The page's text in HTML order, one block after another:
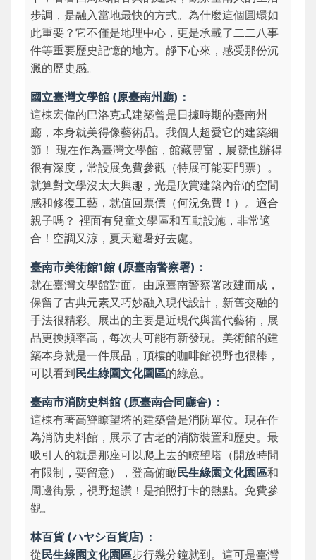
步調，是融入當地最快的方式。 為什麼這個圓環如
此重要？ 它不僅是地理中心，更是承載了二二八事
件等重要歷史記憶的地方。靜下心來，感受那份沉
澱的歷史感。
國立臺灣文學館 (原臺南州廳)：
這棟宏偉的巴洛克式建築曾是日據時期的臺南州
廳，本身就美得像藝術品。 我個人超愛它的建築細
節！ 現在作為臺灣文學館，館藏豐富，展覽也辦得
很有深度，常設展免費參觀（特展可能要門票）。
就算對文學沒太大興趣，光是欣賞建築內部的空間
感和修復工藝，就值回票價（何況免費！）。 適合
親子嗎？ 裡面有兒童文學區和互動設施，非常適
合！空調又涼，夏天避暑好去處。
臺南市美術館1館 (原臺南警察署)：
就在臺灣文學館對面。由原臺南警察署改建而成，
保留了古典元素又巧妙融入現代設計，新舊交融的
手法很精彩。展出的主要是近現代與當代藝術，展
品更換頻率高，每次去可能有新發現。美術館的建
築本身就是一件展品，頂樓的咖啡館視野也很棒，
可以看到 民生綠園文化園區的綠意。
臺南市消防史料館 (原臺南合同廳舍)：
這棟有著高聳瞭望塔的建築曾是消防單位。現在作
為消防史料館，展示了古老的消防裝置和歷史。最
吸引人的就是那座可以爬上去的暸望塔（開放時間
有限制，要留意），登高俯瞰民生綠園文化園區和
周邊街景，視野超讚！是拍照打卡的熱點。免費參
觀。
林百貨 (ハヤシ百貨店)：
從 民生綠園文化園區步行幾分鐘就到。這可是臺灣